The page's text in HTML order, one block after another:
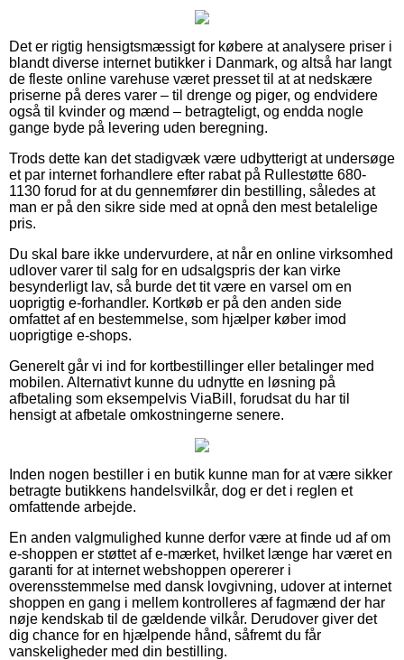
Det er rigtig hensigtsmæssigt for købere at analysere priser i
blandt diverse internet butikker i Danmark, og altså har langt
de fleste online varehuse været presset til at at nedskære
priserne på deres varer – til drenge og piger, og endvidere
også til kvinder og mænd – betragteligt, og endda nogle
gange byde på levering uden beregning.
Trods dette kan det stadigvæk være udbytterigt at undersøge
et par internet forhandlere efter rabat på Rullestøtte 680-
1130 forud for at du gennemfører din bestilling, således at
man er på den sikre side med at opnå den mest betalelige
pris.
Du skal bare ikke undervurdere, at når en online virksomhed
udlover varer til salg for en udsalgspris der kan virke
besynderligt lav, så burde det tit være en varsel om en
uoprigtig e-forhandler. Kortkøb er på den anden side
omfattet af en bestemmelse, som hjælper køber imod
uoprigtige e-shops.
Generelt går vi ind for kortbestillinger eller betalinger med
mobilen. Alternativt kunne du udnytte en løsning på
afbetaling som eksempelvis ViaBill, forudsat du har til
hensigt at afbetale omkostningerne senere.
Inden nogen bestiller i en butik kunne man for at være sikker
betragte butikkens handelsvilkår, dog er det i reglen et
omfattende arbejde.
En anden valgmulighed kunne derfor være at finde ud af om
e-shoppen er støttet af e-mærket, hvilket længe har været en
garanti for at internet webshoppen opererer i
overensstemmelse med dansk lovgivning, udover at internet
shoppen en gang i mellem kontrolleres af fagmænd der har
nøje kendskab til de gældende vilkår. Derudover giver det
dig chance for en hjælpende hånd, såfremt du får
vanskeligheder med din bestilling.